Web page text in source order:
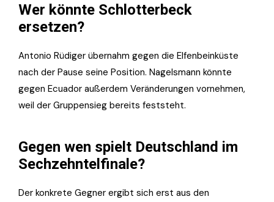
Wer könnte Schlotterbeck
ersetzen?
Antonio Rüdiger übernahm gegen die Elfenbeinküste
nach der Pause seine Position. Nagelsmann könnte
gegen Ecuador außerdem Veränderungen vornehmen,
weil der Gruppensieg bereits feststeht.
Gegen wen spielt Deutschland im
Sechzehntelfinale?
Der konkrete Gegner ergibt sich erst aus den